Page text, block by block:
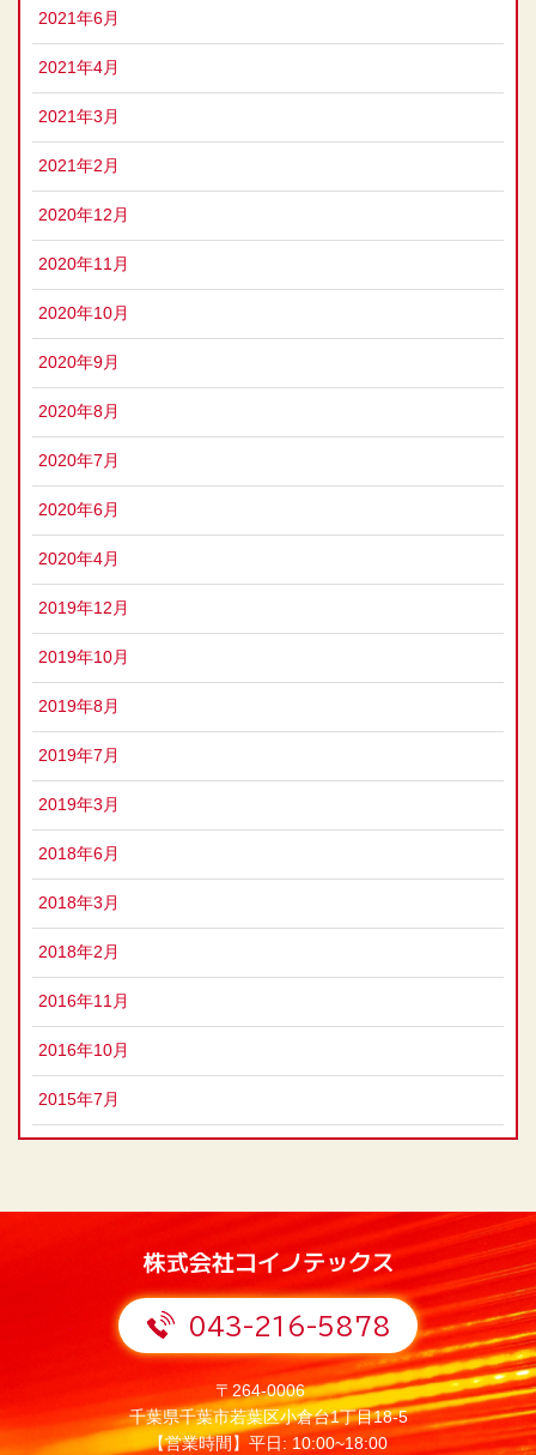
2021年6月
2021年4月
2021年3月
2021年2月
2020年12月
2020年11月
2020年10月
2020年9月
2020年8月
2020年7月
2020年6月
2020年4月
2019年12月
2019年10月
2019年8月
2019年7月
2019年3月
2018年6月
2018年3月
2018年2月
2016年11月
2016年10月
2015年7月
043-216-5878
〒264-0006
千葉県千葉市若葉区小倉台1丁目18-5
【営業時間】平日: 10:00~18:00